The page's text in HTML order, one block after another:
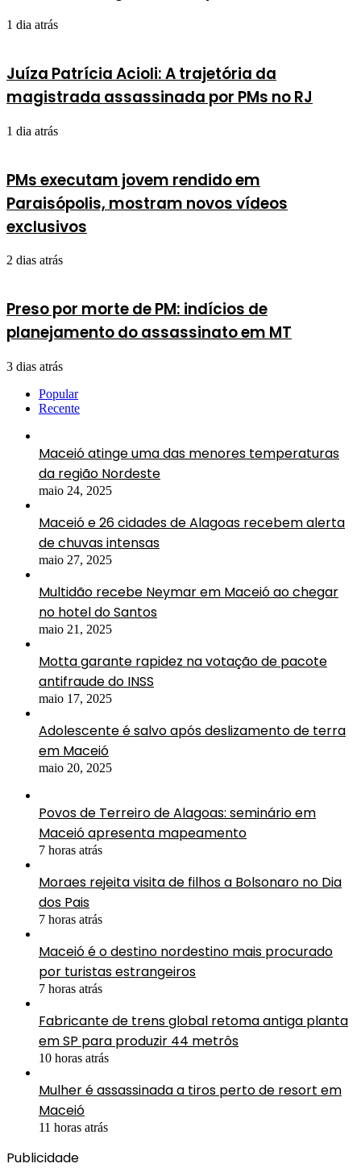
1 dia atrás
Juíza Patrícia Acioli: A trajetória da
magistrada assassinada por PMs no RJ
1 dia atrás
PMs executam jovem rendido em
Paraisópolis, mostram novos vídeos
exclusivos
2 dias atrás
Preso por morte de PM: indícios de
planejamento do assassinato em MT
3 dias atrás
Popular
Recente
Maceió atinge uma das menores temperaturas
da região Nordeste
maio 24, 2025
Maceió e 26 cidades de Alagoas recebem alerta
de chuvas intensas
maio 27, 2025
Multidão recebe Neymar em Maceió ao chegar
no hotel do Santos
maio 21, 2025
Motta garante rapidez na votação de pacote
antifraude do INSS
maio 17, 2025
Adolescente é salvo após deslizamento de terra
em Maceió
maio 20, 2025
Povos de Terreiro de Alagoas: seminário em
Maceió apresenta mapeamento
7 horas atrás
Moraes rejeita visita de filhos a Bolsonaro no Dia
dos Pais
7 horas atrás
Maceió é o destino nordestino mais procurado
por turistas estrangeiros
7 horas atrás
Fabricante de trens global retoma antiga planta
em SP para produzir 44 metrôs
10 horas atrás
Mulher é assassinada a tiros perto de resort em
Maceió
11 horas atrás
Publicidade